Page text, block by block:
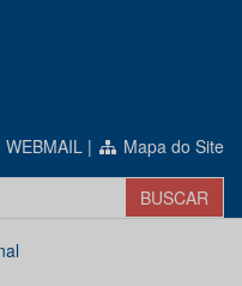
WEBMAIL | Mapa do Site